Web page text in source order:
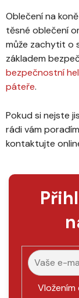
Oblečení na
těsné oblečení
může zachytit o
základem
bezpečnostní
páteře.
Pokud si nejste
rádi vám
kontaktujte